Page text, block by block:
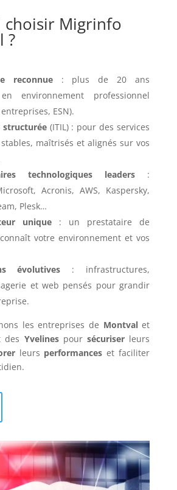
choisir Migrinfo
?
reconnue: plus de 20 ans
en environnement professionnel
ESN).
structurée(ITIL) : pour des services
maîtrisés et alignés sur vos
technologiques leaders :
Acronis, AWS, Kaspersky,
Plesk…
unique: un prestataire de
votre environnement et vos
évolutives : infrastructures,
et web pensés pour grandir
les entreprises de Montvalet
des Yvelinespour sécuriserleurs
leurs performances et faciliter